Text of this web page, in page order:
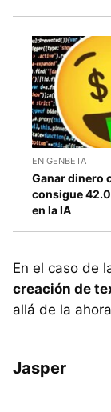
EN GENBETA
Ganar dinero
consigue
en la IA
En el caso de
creación de
allá de la
Jasper